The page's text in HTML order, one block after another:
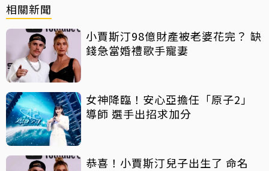
相關新聞
小賈斯汀98億財產被老婆花完？ 缺
錢急當婚禮歌手寵妻
女神降臨！安心亞擔任「原子2」
導師 選手出招求加分
恭喜！小賈斯汀兒子出生了 命名